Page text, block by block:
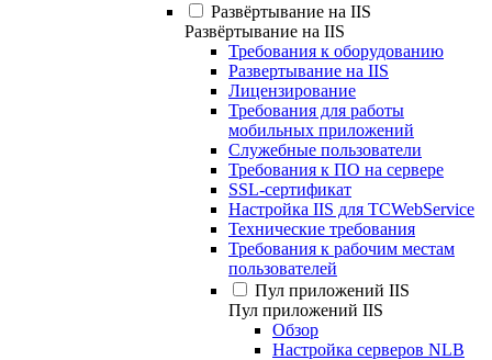
Развёртывание на IIS
Развёртывание на IIS
Требования к оборудованию
Развертывание на IIS
Лицензирование
Требования для работы
мобильных приложений
Служебные пользователи
Требования к ПО на сервере
SSL-сертификат
Настройка IIS для TCWebService
Технические требования
Требования к рабочим местам
пользователей
Пул приложений IIS
Пул приложений IIS
Обзор
Настройка серверов NLB